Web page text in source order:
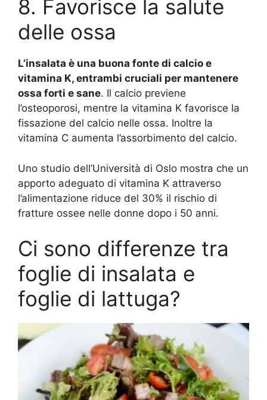
8. Favorisce la salute
delle ossa
L’insalata è una buona fonte di calcio e
vitamina K, entrambi cruciali per mantenere
ossa forti e sane. Il calcio previene
l’osteoporosi, mentre la vitamina K favorisce la
fissazione del calcio nelle ossa. Inoltre la
vitamina C aumenta l’assorbimento del calcio.
Uno studio dell’Università di Oslo mostra che un
apporto adeguato di vitamina K attraverso
l’alimentazione riduce del 30% il rischio di
fratture ossee nelle donne dopo i 50 anni.
Ci sono differenze tra
foglie di insalata e
foglie di lattuga?